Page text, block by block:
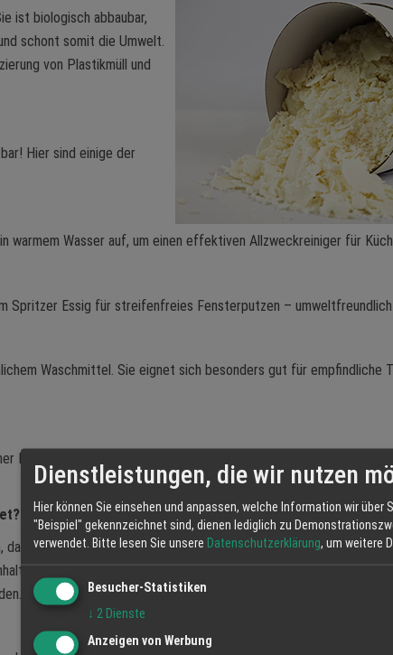
ist biologisch abbaubar,
schont somit die Umwelt.
von Plastikmüll und
Hier sind einige der
warmem Wasser auf, um einen effektiven Allzweckreiniger für
Spritzer Essig für streifenfreies Fensterputzen – umweltfreundlich
Waschmittel. Sie eignet sich besonders gut für empfindliche
Haustiere eingesetzt werden. Sie reinigt sanft und entfernt
da sie keine künstlichen Duftstoffe oder Konservierungsstoffe
achten, besonders bei empfindlicher Haut. Ein Test an
Dienstleistungen, die wir nutzen
Hier können Sie einsehen und anpassen, welche Information wir über
"Beispiel" gekennzeichnet sind, dienen lediglich zu
verwendet. Bitte lesen Sie unsere Datenschutzerklärung, um weitere
Besucher-Statistiken
↓ 2 Dienste
Anzeigen von Werbung